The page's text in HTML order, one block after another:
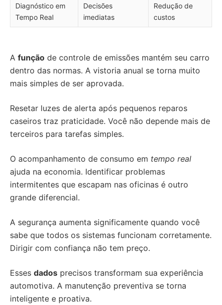
Diagnóstico em
Tempo Real
Decisões
imediatas
Redução de
custos
A função de controle de emissões mantém seu carro
dentro das normas. A vistoria anual se torna muito
mais simples de ser aprovada.
Resetar luzes de alerta após pequenos reparos
caseiros traz praticidade. Você não depende mais de
terceiros para tarefas simples.
O acompanhamento de consumo em tempo real
ajuda na economia. Identificar problemas
intermitentes que escapam nas oficinas é outro
grande diferencial.
A segurança aumenta significamente quando você
sabe que todos os sistemas funcionam corretamente.
Dirigir com confiança não tem preço.
Esses dados precisos transformam sua experiência
automotiva. A manutenção preventiva se torna
inteligente e proativa.